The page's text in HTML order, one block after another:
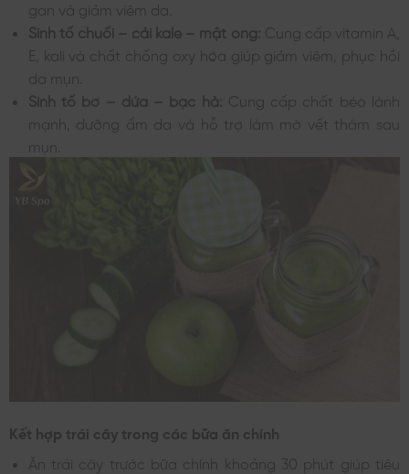
gan và giảm viêm da.
Sinh tố chuối – cải kale – mật ong: Cung cấp vitamin A,
E, kali và chất chống oxy hóa giúp giảm viêm, phục hồi
da mụn.
Sinh tố bơ – dứa – bạc hà: Cung cấp chất béo lành
mạnh, dưỡng ẩm da và hỗ trợ làm mờ vết thâm sau
mụn.
Kết hợp trái cây trong các bữa ăn chính
Ăn trái cây trước bữa chính khoảng 30 phút giúp tiêu